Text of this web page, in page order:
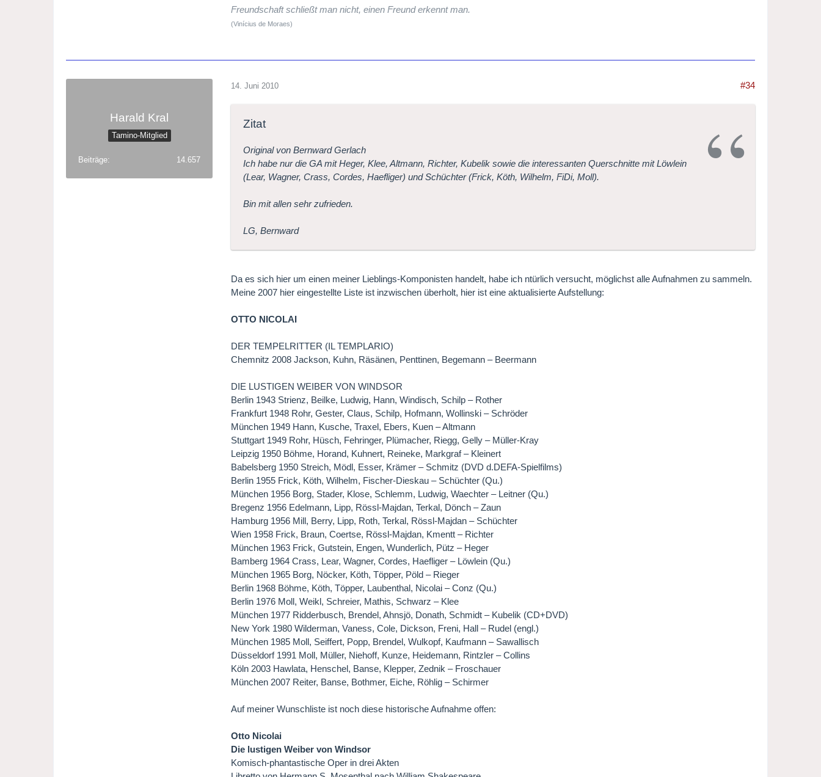
Freundschaft schließt man nicht, einen Freund erkennt man.
(Vinícius de Moraes)
Harald Kral
Tamino-Mitglied
Beiträge 14.657
14. Juni 2010 #34
Zitat
Original von Bernward Gerlach
Ich habe nur die GA mit Heger, Klee, Altmann, Richter, Kubelik sowie die interessanten Querschnitte mit Löwlein
(Lear, Wagner, Crass, Cordes, Haefliger) und Schüchter (Frick, Köth, Wilhelm, FiDi, Moll).
Bin mit allen sehr zufrieden.
LG, Bernward
Da es sich hier um einen meiner Lieblings-Komponisten handelt, habe ich ntürlich versucht, möglichst alle Aufnahmen zu sammeln.
Meine 2007 hier eingestellte Liste ist inzwischen überholt, hier ist eine aktualisierte Aufstellung:
OTTO NICOLAI
DER TEMPELRITTER (IL TEMPLARIO)
Chemnitz 2008 Jackson, Kuhn, Räsänen, Penttinen, Begemann – Beermann
DIE LUSTIGEN WEIBER VON WINDSOR
Berlin 1943 Strienz, Beilke, Ludwig, Hann, Windisch, Schilp – Rother
Frankfurt 1948 Rohr, Gester, Claus, Schilp, Hofmann, Wollinski – Schröder
München 1949 Hann, Kusche, Traxel, Ebers, Kuen – Altmann
Stuttgart 1949 Rohr, Hüsch, Fehringer, Plümacher, Riegg, Gelly – Müller-Kray
Leipzig 1950 Böhme, Horand, Kuhnert, Reineke, Markgraf – Kleinert
Babelsberg 1950 Streich, Mödl, Esser, Krämer – Schmitz (DVD d.DEFA-Spielfilms)
Berlin 1955 Frick, Köth, Wilhelm, Fischer-Dieskau – Schüchter (Qu.)
München 1956 Borg, Stader, Klose, Schlemm, Ludwig, Waechter – Leitner (Qu.)
Bregenz 1956 Edelmann, Lipp, Rössl-Majdan, Terkal, Dönch – Zaun
Hamburg 1956 Mill, Berry, Lipp, Roth, Terkal, Rössl-Majdan – Schüchter
Wien 1958 Frick, Braun, Coertse, Rössl-Majdan, Kmentt – Richter
München 1963 Frick, Gutstein, Engen, Wunderlich, Pütz – Heger
Bamberg 1964 Crass, Lear, Wagner, Cordes, Haefliger – Löwlein (Qu.)
München 1965 Borg, Nöcker, Köth, Töpper, Pöld – Rieger
Berlin 1968 Böhme, Köth, Töpper, Laubenthal, Nicolai – Conz (Qu.)
Berlin 1976 Moll, Weikl, Schreier, Mathis, Schwarz – Klee
München 1977 Ridderbusch, Brendel, Ahnsjö, Donath, Schmidt – Kubelik (CD+DVD)
New York 1980 Wilderman, Vaness, Cole, Dickson, Freni, Hall – Rudel (engl.)
München 1985 Moll, Seiffert, Popp, Brendel, Wulkopf, Kaufmann – Sawallisch
Düsseldorf 1991 Moll, Müller, Niehoff, Kunze, Heidemann, Rintzler – Collins
Köln 2003 Hawlata, Henschel, Banse, Klepper, Zednik – Froschauer
München 2007 Reiter, Banse, Bothmer, Eiche, Röhlig – Schirmer
Auf meiner Wunschliste ist noch diese historische Aufnahme offen:
Otto Nicolai
Die lustigen Weiber von Windsor
Komisch-phantastische Oper in drei Akten